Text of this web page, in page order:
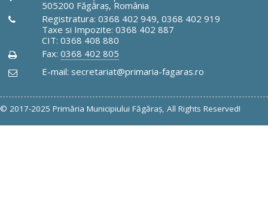
505200 Făgăraş, România
Registratura: 0368 402 949, 0368 402 919
Taxe si Impozite: 0368 402 887
CIT: 0368 408 880
Fax: 0368 402 805
E-mail: secretariat@primaria-fagaras.ro
© 2017-2025 Primăria Municipiului Făgăraş, All Rights Reserved!